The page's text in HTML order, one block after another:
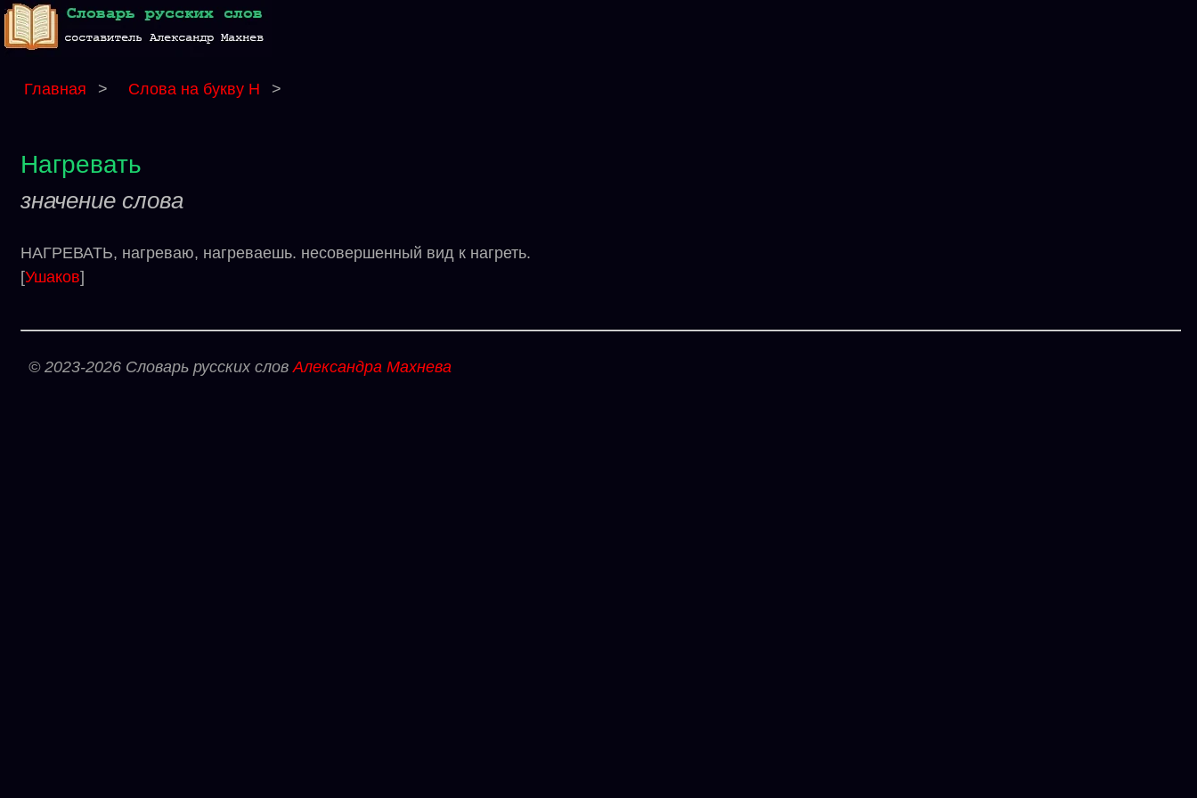
Главная > Слова на букву Н >
Нагревать
значение слова
НАГРЕВАТЬ, нагреваю, нагреваешь. несовершенный вид к нагреть.
[Ушаков]
© 2023-2026 Словарь русских словАлександра Махнева